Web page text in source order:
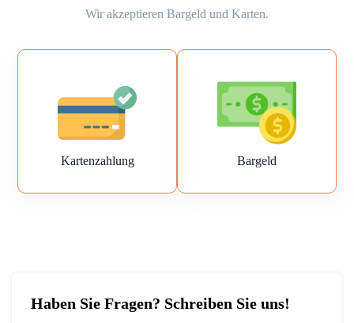
Wir akzeptieren Bargeld und Karten.
Kartenzahlung Bargeld
Haben Sie Fragen? Schreiben Sie uns!